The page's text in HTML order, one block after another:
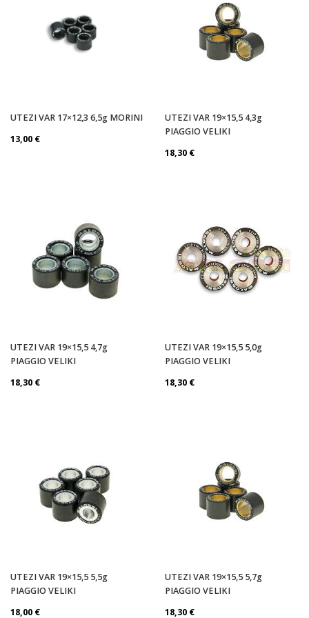
UTEZI VAR 17×12,3 6,5g MORINI
13,00 €
UTEZI VAR 19×15,5 4,3g
PIAGGIO VELIKI
18,30 €
UTEZI VAR 19×15,5 4,7g
PIAGGIO VELIKI
18,30 €
UTEZI VAR 19×15,5 5,0g
PIAGGIO VELIKI
18,30 €
UTEZI VAR 19×15,5 5,5g
PIAGGIO VELIKI
18,00 €
UTEZI VAR 19×15,5 5,7g
PIAGGIO VELIKI
18,30 €